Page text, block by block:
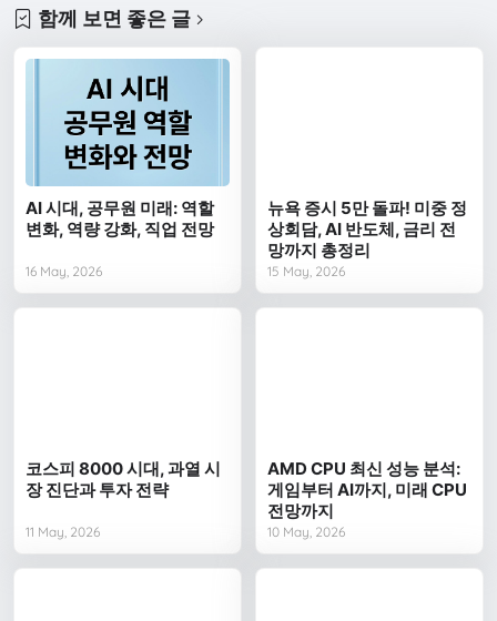
함께 보면 좋은 글
AI 시대, 공무원 미래: 역할
변화, 역량 강화, 직업 전망
16 May, 2026
뉴욕 증시 5만 돌파! 미중 정
상회담, AI 반도체, 금리 전
망까지 총정리
15 May, 2026
코스피 8000 시대, 과열 시
장 진단과 투자 전략
11 May, 2026
AMD CPU 최신 성능 분석:
게임부터 AI까지, 미래 CPU
전망까지
10 May, 2026